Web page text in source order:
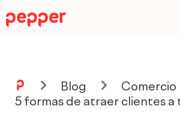
al
Blog
Comercio
5 formas de atraer clientes a